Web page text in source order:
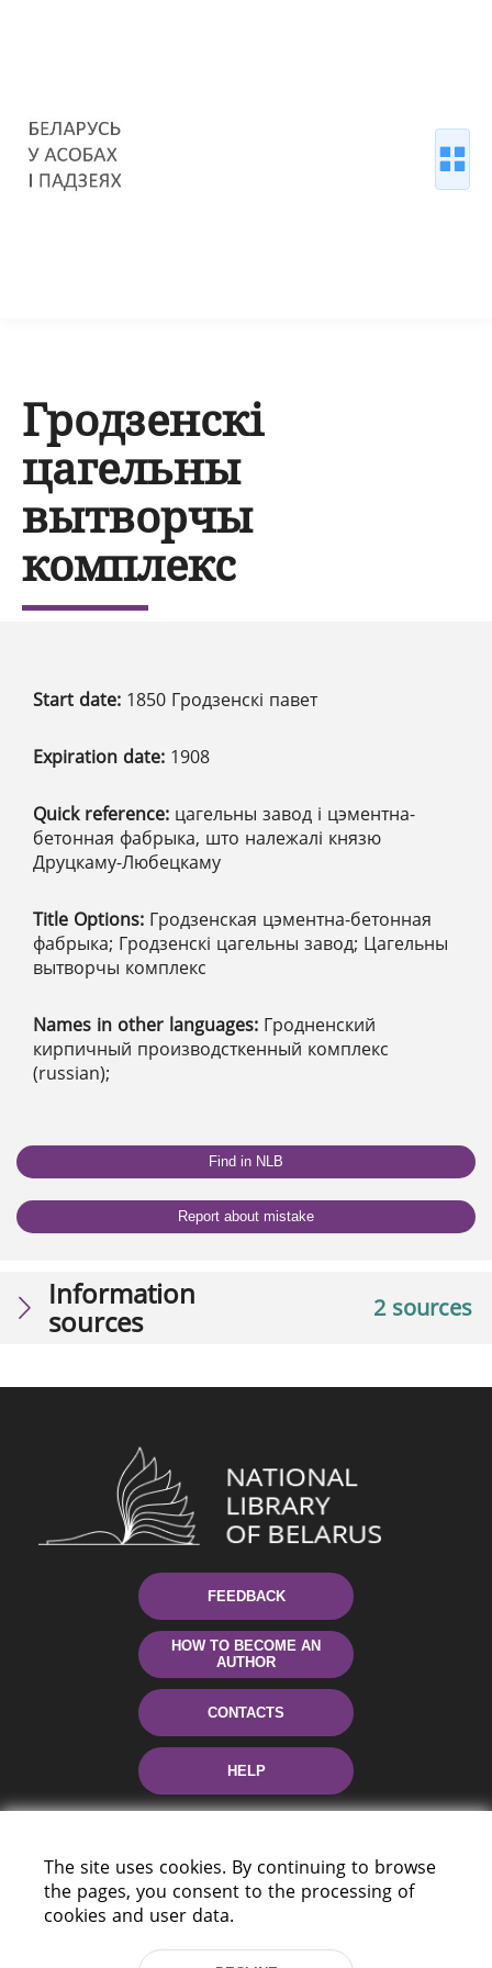
Гродзенскі
цагельны
вытворчы
комплекс
Start date: 1850 Гродзенскі павет
Expiration date: 1908
Quick reference: цагельны завод і цэментна-
бетонная фабрыка, што належалі князю
Друцкаму-Любецкаму
Title Options: Гродзенская цэментна-бетонная
фабрыка; Гродзенскі цагельны завод; Цагельны
вытворчы комплекс
Names in other languages: Гродненский
кирпичный производсткенный комплекс
(russian);
Find in NLB
Report about mistake
2 sources
Information
sources
FEEDBACK
HOW TO BECOME AN
AUTHOR
CONTACTS
HELP
The site uses cookies. By continuing to browse
the pages, you consent to the processing of
cookies and user data.